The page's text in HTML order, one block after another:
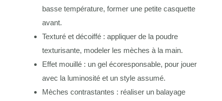
basse température, former une petite casquette
avant.
Texturé et décoiffé : appliquer de la poudre
texturisante, modeler les mèches à la main.
Effet mouillé : un gel écoresponsable, pour jouer
avec la luminosité et un style assumé.
Mèches contrastantes : réaliser un balayage